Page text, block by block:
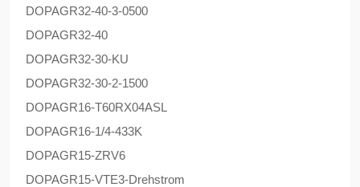
DOPAGR32-40-3-0500
DOPAGR32-40
DOPAGR32-30-KU
DOPAGR32-30-2-1500
DOPAGR16-T60RX04ASL
DOPAGR16-1/4-433K
DOPAGR15-ZRV6
DOPAGR15-VTE3-Drehstrom